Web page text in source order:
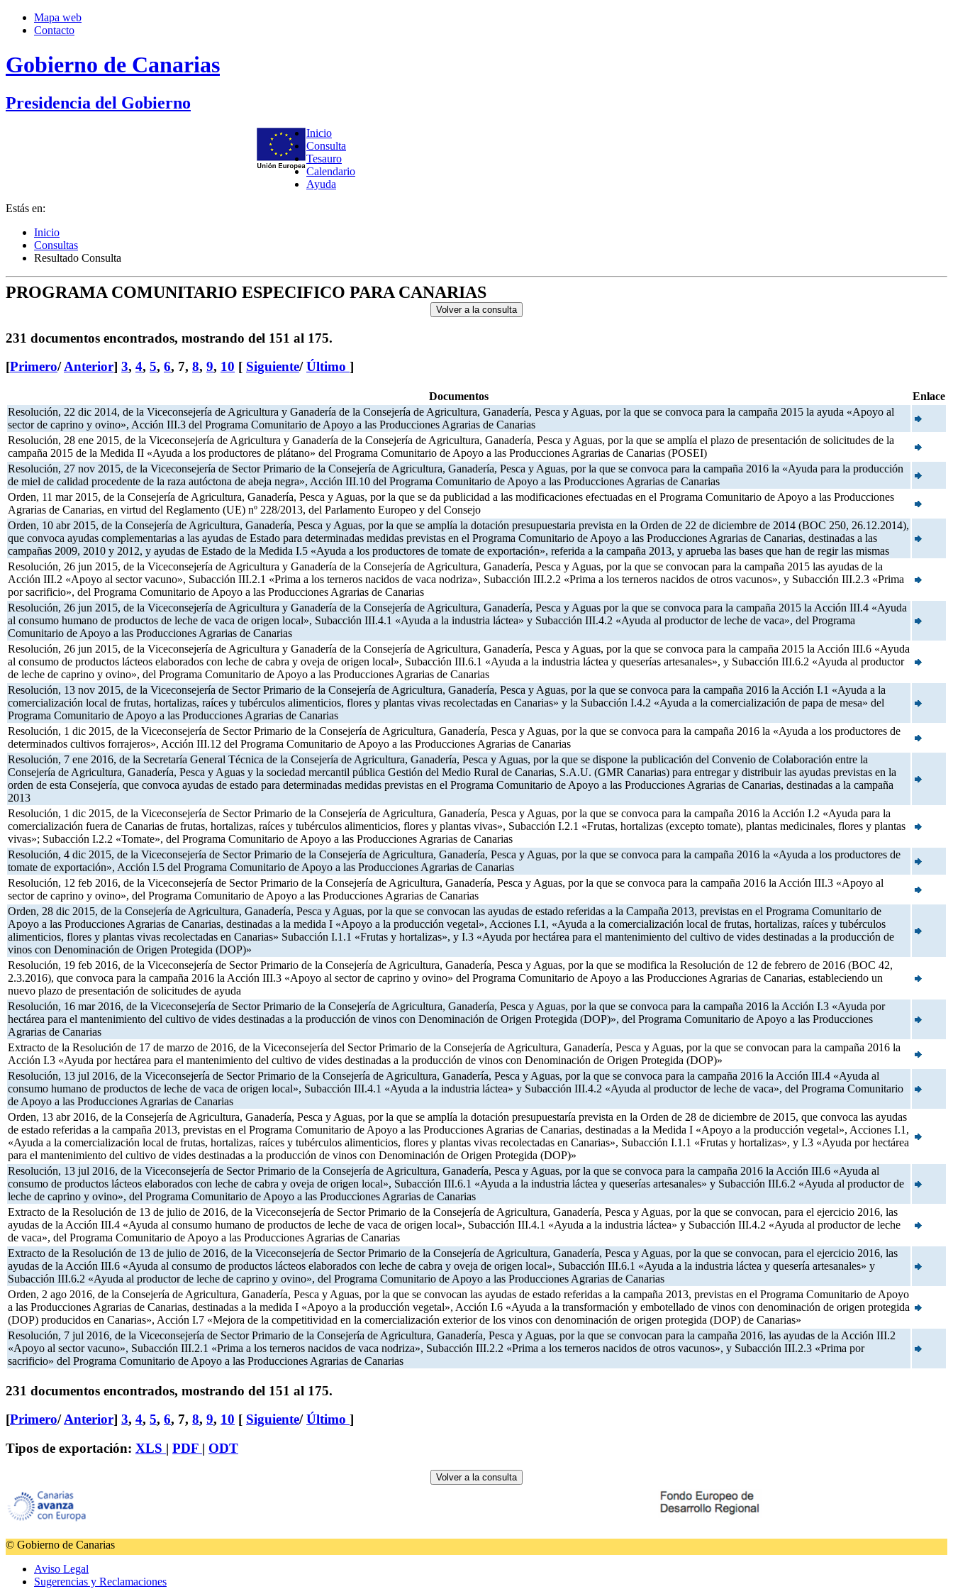
Mapa web
Contacto
Gobierno de Canarias
Presidencia del Gobierno
Inicio
Consulta
Tesauro
Calendario
Ayuda
Estás en:
Inicio
Consultas
Resultado Consulta
PROGRAMA COMUNITARIO ESPECIFICO PARA CANARIAS
231 documentos encontrados, mostrando del 151 al 175.
[Primero/Anterior] 3, 4, 5, 6, 7, 8, 9, 10 [ Siguiente/Último ]
Documentos
Enlace
Resolución, 22 dic 2014, de la Viceconsejería de Agricultura y Ganadería de la Consejería de Agricultura, Ganadería, Pesca y Aguas, por la que se convoca para la campaña 2015 la ayuda «Apoyo al
sector de caprino y ovino», Acción III.3 del Programa Comunitario de Apoyo a las Producciones Agrarias de Canarias
Resolución, 28 ene 2015, de la Viceconsejería de Agricultura y Ganadería de la Consejería de Agricultura, Ganadería, Pesca y Aguas, por la que se amplía el plazo de presentación de solicitudes de la
campaña 2015 de la Medida II «Ayuda a los productores de plátano» del Programa Comunitario de Apoyo a las Producciones Agrarias de Canarias (POSEI)
Resolución, 27 nov 2015, de la Viceconsejería de Sector Primario de la Consejería de Agricultura, Ganadería, Pesca y Aguas, por la que se convoca para la campaña 2016 la «Ayuda para la producción
de miel de calidad procedente de la raza autóctona de abeja negra», Acción III.10 del Programa Comunitario de Apoyo a las Producciones Agrarias de Canarias
Orden, 11 mar 2015, de la Consejería de Agricultura, Ganadería, Pesca y Aguas, por la que se da publicidad a las modificaciones efectuadas en el Programa Comunitario de Apoyo a las Producciones
Agrarias de Canarias, en virtud del Reglamento (UE) nº 228/2013, del Parlamento Europeo y del Consejo
Orden, 10 abr 2015, de la Consejería de Agricultura, Ganadería, Pesca y Aguas, por la que se amplía la dotación presupuestaria prevista en la Orden de 22 de diciembre de 2014 (BOC 250, 26.12.2014),
que convoca ayudas complementarias a las ayudas de Estado para determinadas medidas previstas en el Programa Comunitario de Apoyo a las Producciones Agrarias de Canarias, destinadas a las
campañas 2009, 2010 y 2012, y ayudas de Estado de la Medida I.5 «Ayuda a los productores de tomate de exportación», referida a la campaña 2013, y aprueba las bases que han de regir las mismas
Resolución, 26 jun 2015, de la Viceconsejería de Agricultura y Ganadería de la Consejería de Agricultura, Ganadería, Pesca y Aguas, por la que se convocan para la campaña 2015 las ayudas de la
Acción III.2 «Apoyo al sector vacuno», Subacción III.2.1 «Prima a los terneros nacidos de vaca nodriza», Subacción III.2.2 «Prima a los terneros nacidos de otros vacunos», y Subacción III.2.3 «Prima
por sacrificio», del Programa Comunitario de Apoyo a las Producciones Agrarias de Canarias
Resolución, 26 jun 2015, de la Viceconsejería de Agricultura y Ganadería de la Consejería de Agricultura, Ganadería, Pesca y Aguas por la que se convoca para la campaña 2015 la Acción III.4 «Ayuda
al consumo humano de productos de leche de vaca de origen local», Subacción III.4.1 «Ayuda a la industria láctea» y Subacción III.4.2 «Ayuda al productor de leche de vaca», del Programa
Comunitario de Apoyo a las Producciones Agrarias de Canarias
Resolución, 26 jun 2015, de la Viceconsejería de Agricultura y Ganadería de la Consejería de Agricultura, Ganadería, Pesca y Aguas, por la que se convoca para la campaña 2015 la Acción III.6 «Ayuda
al consumo de productos lácteos elaborados con leche de cabra y oveja de origen local», Subacción III.6.1 «Ayuda a la industria láctea y queserías artesanales», y Subacción III.6.2 «Ayuda al productor
de leche de caprino y ovino», del Programa Comunitario de Apoyo a las Producciones Agrarias de Canarias
Resolución, 13 nov 2015, de la Viceconsejería de Sector Primario de la Consejería de Agricultura, Ganadería, Pesca y Aguas, por la que se convoca para la campaña 2016 la Acción I.1 «Ayuda a la
comercialización local de frutas, hortalizas, raíces y tubérculos alimenticios, flores y plantas vivas recolectadas en Canarias» y la Subacción I.4.2 «Ayuda a la comercialización de papa de mesa» del
Programa Comunitario de Apoyo a las Producciones Agrarias de Canarias
Resolución, 1 dic 2015, de la Viceconsejería de Sector Primario de la Consejería de Agricultura, Ganadería, Pesca y Aguas, por la que se convoca para la campaña 2016 la «Ayuda a los productores de
determinados cultivos forrajeros», Acción III.12 del Programa Comunitario de Apoyo a las Producciones Agrarias de Canarias
Resolución, 7 ene 2016, de la Secretaría General Técnica de la Consejería de Agricultura, Ganadería, Pesca y Aguas, por la que se dispone la publicación del Convenio de Colaboración entre la
Consejería de Agricultura, Ganadería, Pesca y Aguas y la sociedad mercantil pública Gestión del Medio Rural de Canarias, S.A.U. (GMR Canarias) para entregar y distribuir las ayudas previstas en la
orden de esta Consejería, que convoca ayudas de estado para determinadas medidas previstas en el Programa Comunitario de Apoyo a las Producciones Agrarias de Canarias, destinadas a la campaña
2013
Resolución, 1 dic 2015, de la Viceconsejería de Sector Primario de la Consejería de Agricultura, Ganadería, Pesca y Aguas, por la que se convoca para la campaña 2016 la Acción I.2 «Ayuda para la
comercialización fuera de Canarias de frutas, hortalizas, raíces y tubérculos alimenticios, flores y plantas vivas», Subacción I.2.1 «Frutas, hortalizas (excepto tomate), plantas medicinales, flores y plantas
vivas»; Subacción I.2.2 «Tomate», del Programa Comunitario de Apoyo a las Producciones Agrarias de Canarias
Resolución, 4 dic 2015, de la Viceconsejería de Sector Primario de la Consejería de Agricultura, Ganadería, Pesca y Aguas, por la que se convoca para la campaña 2016 la «Ayuda a los productores de
tomate de exportación», Acción I.5 del Programa Comunitario de Apoyo a las Producciones Agrarias de Canarias
Resolución, 12 feb 2016, de la Viceconsejería de Sector Primario de la Consejería de Agricultura, Ganadería, Pesca y Aguas, por la que se convoca para la campaña 2016 la Acción III.3 «Apoyo al
sector de caprino y ovino», del Programa Comunitario de Apoyo a las Producciones Agrarias de Canarias
Orden, 28 dic 2015, de la Consejería de Agricultura, Ganadería, Pesca y Aguas, por la que se convocan las ayudas de estado referidas a la Campaña 2013, previstas en el Programa Comunitario de
Apoyo a las Producciones Agrarias de Canarias, destinadas a la medida I «Apoyo a la producción vegetal», Acciones I.1, «Ayuda a la comercialización local de frutas, hortalizas, raíces y tubérculos
alimenticios, flores y plantas vivas recolectadas en Canarias» Subacción I.1.1 «Frutas y hortalizas», y I.3 «Ayuda por hectárea para el mantenimiento del cultivo de vides destinadas a la producción de
vinos con Denominación de Origen Protegida (DOP)»
Resolución, 19 feb 2016, de la Viceconsejería de Sector Primario de la Consejería de Agricultura, Ganadería, Pesca y Aguas, por la que se modifica la Resolución de 12 de febrero de 2016 (BOC 42,
2.3.2016), que convoca para la campaña 2016 la Acción III.3 «Apoyo al sector de caprino y ovino» del Programa Comunitario de Apoyo a las Producciones Agrarias de Canarias, estableciendo un
nuevo plazo de presentación de solicitudes de ayuda
Resolución, 16 mar 2016, de la Viceconsejería de Sector Primario de la Consejería de Agricultura, Ganadería, Pesca y Aguas, por la que se convoca para la campaña 2016 la Acción I.3 «Ayuda por
hectárea para el mantenimiento del cultivo de vides destinadas a la producción de vinos con Denominación de Origen Protegida (DOP)», del Programa Comunitario de Apoyo a las Producciones
Agrarias de Canarias
Extracto de la Resolución de 17 de marzo de 2016, de la Viceconsejería del Sector Primario de la Consejería de Agricultura, Ganadería, Pesca y Aguas, por la que se convocan para la campaña 2016 la
Acción I.3 «Ayuda por hectárea para el mantenimiento del cultivo de vides destinadas a la producción de vinos con Denominación de Origen Protegida (DOP)»
Resolución, 13 jul 2016, de la Viceconsejería de Sector Primario de la Consejería de Agricultura, Ganadería, Pesca y Aguas, por la que se convoca para la campaña 2016 la Acción III.4 «Ayuda al
consumo humano de productos de leche de vaca de origen local», Subacción III.4.1 «Ayuda a la industria láctea» y Subacción III.4.2 «Ayuda al productor de leche de vaca», del Programa Comunitario
de Apoyo a las Producciones Agrarias de Canarias
Orden, 13 abr 2016, de la Consejería de Agricultura, Ganadería, Pesca y Aguas, por la que se amplía la dotación presupuestaría prevista en la Orden de 28 de diciembre de 2015, que convoca las ayudas
de estado referidas a la campaña 2013, previstas en el Programa Comunitario de Apoyo a las Producciones Agrarias de Canarias, destinadas a la Medida I «Apoyo a la producción vegetal», Acciones I.1,
«Ayuda a la comercialización local de frutas, hortalizas, raíces y tubérculos alimenticios, flores y plantas vivas recolectadas en Canarias», Subacción I.1.1 «Frutas y hortalizas», y I.3 «Ayuda por hectárea
para el mantenimiento del cultivo de vides destinadas a la producción de vinos con Denominación de Origen Protegida (DOP)»
Resolución, 13 jul 2016, de la Viceconsejería de Sector Primario de la Consejería de Agricultura, Ganadería, Pesca y Aguas, por la que se convoca para la campaña 2016 la Acción III.6 «Ayuda al
consumo de productos lácteos elaborados con leche de cabra y oveja de origen local», Subacción III.6.1 «Ayuda a la industria láctea y queserías artesanales» y Subacción III.6.2 «Ayuda al productor de
leche de caprino y ovino», del Programa Comunitario de Apoyo a las Producciones Agrarias de Canarias
Extracto de la Resolución de 13 de julio de 2016, de la Viceconsejería de Sector Primario de la Consejería de Agricultura, Ganadería, Pesca y Aguas, por la que se convocan, para el ejercicio 2016, las
ayudas de la Acción III.4 «Ayuda al consumo humano de productos de leche de vaca de origen local», Subacción III.4.1 «Ayuda a la industria láctea» y Subacción III.4.2 «Ayuda al productor de leche
de vaca», del Programa Comunitario de Apoyo a las Producciones Agrarias de Canarias
Extracto de la Resolución de 13 de julio de 2016, de la Viceconsejería de Sector Primario de la Consejería de Agricultura, Ganadería, Pesca y Aguas, por la que se convocan, para el ejercicio 2016, las
ayudas de la Acción III.6 «Ayuda al consumo de productos lácteos elaborados con leche de cabra y oveja de origen local», Subacción III.6.1 «Ayuda a la industria láctea y quesería artesanales» y
Subacción III.6.2 «Ayuda al productor de leche de caprino y ovino», del Programa Comunitario de Apoyo a las Producciones Agrarias de Canarias
Orden, 2 ago 2016, de la Consejería de Agricultura, Ganadería, Pesca y Aguas, por la que se convocan las ayudas de estado referidas a la campaña 2013, previstas en el Programa Comunitario de Apoyo
a las Producciones Agrarias de Canarias, destinadas a la medida I «Apoyo a la producción vegetal», Acción I.6 «Ayuda a la transformación y embotellado de vinos con denominación de origen protegida
(DOP) producidos en Canarias», Acción I.7 «Mejora de la competitividad en la comercialización exterior de los vinos con denominación de origen protegida (DOP) de Canarias»
Resolución, 7 jul 2016, de la Viceconsejería de Sector Primario de la Consejería de Agricultura, Ganadería, Pesca y Aguas, por la que se convocan para la campaña 2016, las ayudas de la Acción III.2
«Apoyo al sector vacuno», Subacción III.2.1 «Prima a los terneros nacidos de vaca nodriza», Subacción III.2.2 «Prima a los terneros nacidos de otros vacunos», y Subacción III.2.3 «Prima por
sacrificio» del Programa Comunitario de Apoyo a las Producciones Agrarias de Canarias
231 documentos encontrados, mostrando del 151 al 175.
[Primero/Anterior] 3, 4, 5, 6, 7, 8, 9, 10 [ Siguiente/Último ]
Tipos de exportación: XLS | PDF | ODT
© Gobierno de Canarias
Aviso Legal
Sugerencias y Reclamaciones